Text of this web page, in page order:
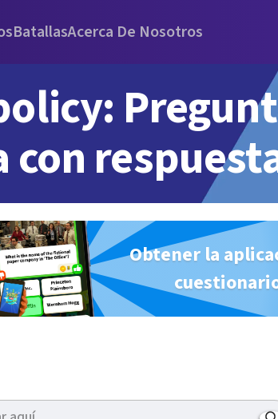
BatallasAcerca De Nosotros
con
Obtener la